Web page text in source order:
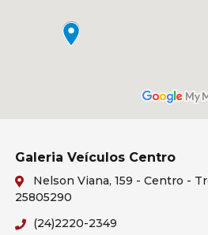
Galeria Veículos Centro
Nelson Viana, 159 - Centro -
25805290
(24)2220-2349